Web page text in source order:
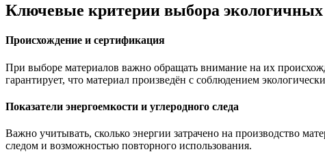
Ключевые критерии выбора экологичных
Происхождение и сертификация
При выборе материалов важно обращать внимание на их
гарантирует, что материал произведён с соблюдением
Показатели энергоемкости и углеродного следа
Важно учитывать, сколько энергии затрачено на производство
следом и возможностью повторного использования.